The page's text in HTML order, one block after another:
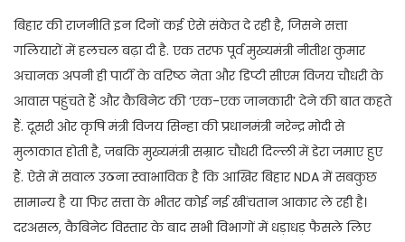
बिहार की राजनीति इन दिनों कई ऐसे संकेत दे रही है, जिसने सत्ता
गलियारों में हलचल बढ़ा दी है. एक तरफ पूर्व मुख्यमंत्री नीतीश कुमार
अचानक अपनी ही पार्टी के वरिष्ठ नेता और डिप्टी सीएम विजय चौधरी के
आवास पहुंचते हैं और कैबिनेट की ‘एक-एक जानकारी’ देने की बात कहते
हैं. दूसरी ओर कृषि मंत्री विजय सिन्हा की प्रधानमंत्री नरेन्द्र मोदी से
मुलाकात होती है, जबकि मुख्यमंत्री सम्राट चौधरी दिल्ली में डेरा जमाए हुए
हैं. ऐसे में सवाल उठना स्वाभाविक है कि आखिर बिहार NDA में सबकुछ
सामान्य है या फिर सत्ता के भीतर कोई नई खींचतान आकार ले रही है।
दरअसल, कैबिनेट विस्तार के बाद सभी विभागों में धड़ाधड़ फैसले लिए